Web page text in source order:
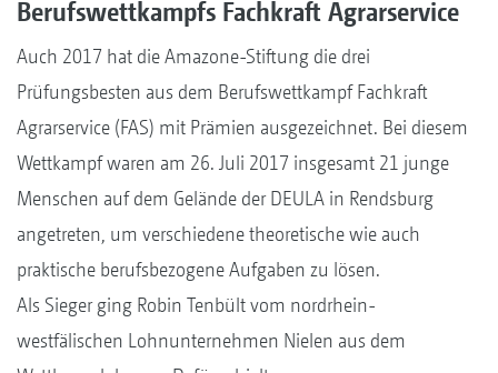
Berufswettkampfs Fachkraft Agrarservice
Auch 2017 hat die Amazone-Stiftung die drei
Prüfungsbesten aus dem Berufswettkampf Fachkraft
Agrarservice (FAS) mit Prämien ausgezeichnet. Bei diesem
Wettkampf waren am 26. Juli 2017 insgesamt 21 junge
Menschen auf dem Gelände der DEULA in Rendsburg
angetreten, um verschiedene theoretische wie auch
praktische berufsbezogene Aufgaben zu lösen.
Als Sieger ging Robin Tenbült vom nordrhein-
westfälischen Lohnunternehmen Nielen aus dem